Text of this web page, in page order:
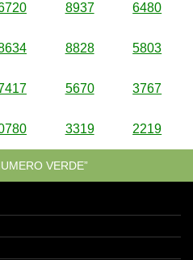
8937 6480
8828 5803
5670 3767
3319 2219
VERDE”